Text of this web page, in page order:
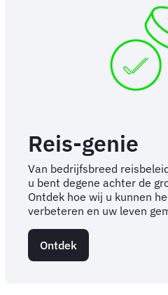
Reis-genie
Van bedrijfsbreed
u bent degene achter de
Ontdek hoe wij u kunnen
verbeteren en uw leven
Ontdek